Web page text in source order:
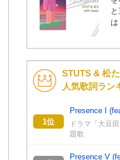
は
STUTS & 松
人気歌詞ラン
1位
Presence I
ドラマ「大豆
題歌
Presence V